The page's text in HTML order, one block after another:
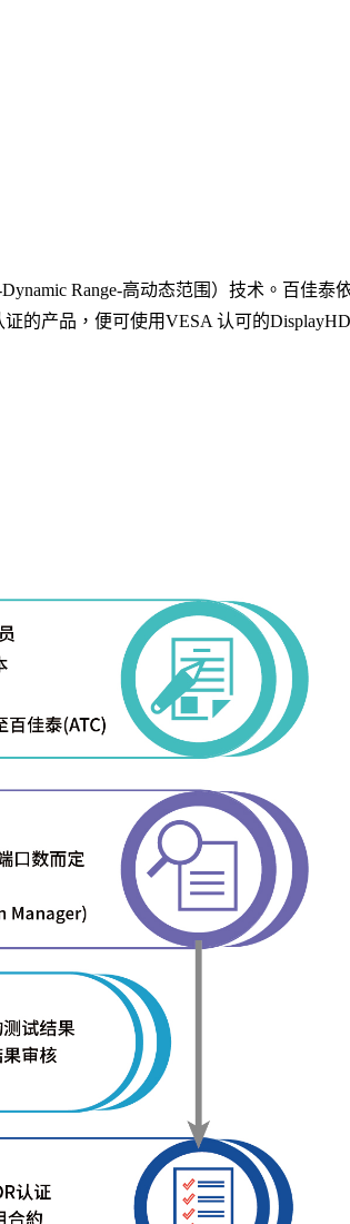
Range-高动态范围）技术。百佳泰
的产品，便可使用VESA 认可的